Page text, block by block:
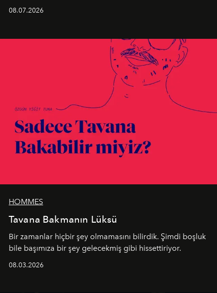
08.07.2026
HOMMES
Tavana Bakmanın Lüksü
Bir zamanlar hiçbir şey olmamasını bilirdik. Şimdi boşluk
bile başımıza bir şey gelecekmiş gibi hissettiriyor.
08.03.2026